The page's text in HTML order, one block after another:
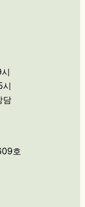
시
담
호